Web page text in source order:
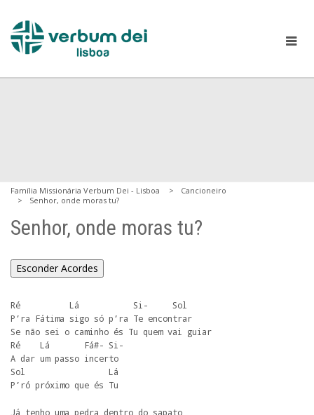
Família Missionária Verbum Dei - Lisboa
Cancioneiro
Senhor, onde moras tu?
Senhor, onde moras tu?
Esconder Acordes
Ré          Lá           Si-     Sol
P’ra Fátima sigo só p’ra Te encontrar
Se não sei o caminho és Tu quem vai guiar
Ré    Lá       Fá#- Si-
A dar um passo incerto
Sol                 Lá
P’ró próximo que és Tu
Já tenho uma pedra dentro do sapato